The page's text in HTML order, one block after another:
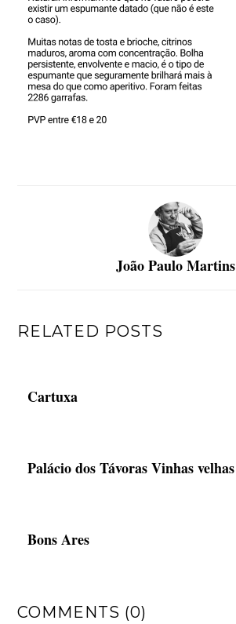
João Paulo Martins
RELATED POSTS
Cartuxa
Palácio dos Távoras Vinhas velhas
Bons Ares
COMMENTS (0)